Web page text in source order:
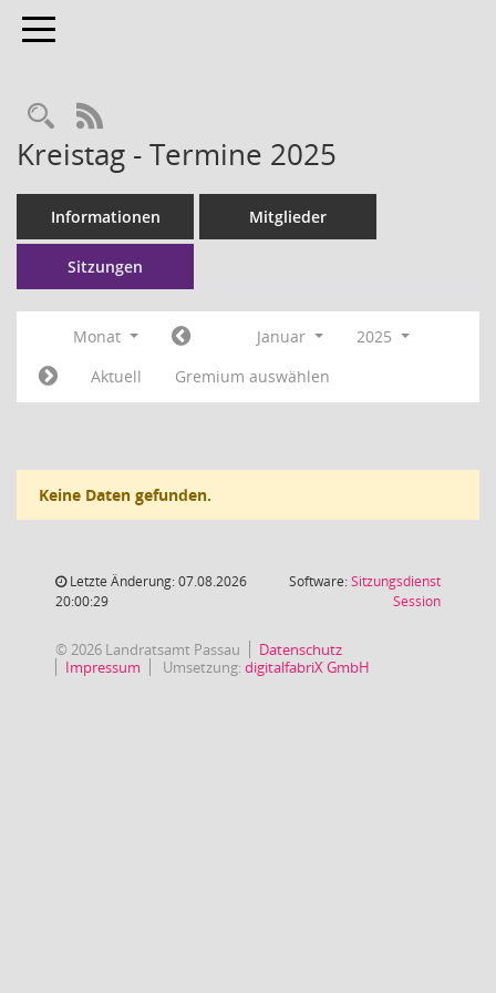
Toggle navigation
RSS-Feed
Kreistag - Termine 2025
Informationen Mitglieder
Sitzungen
Monat Januar
2025
Aktuell
Gremium auswählen
Keine Daten gefunden.
Letzte Änderung: 07.08.2026
20:00:29
Software:Sitzungsdienst
Session(Wird in
© 2026 Landratsamt Passau
Datenschutz
Impressum
Umsetzung:digitalfabriX GmbH